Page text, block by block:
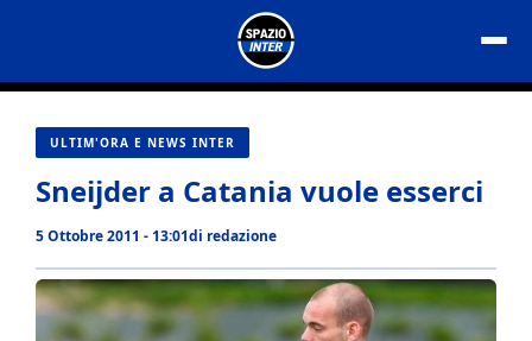
contenuto
ULTIM'ORA E NEWS INTER
Sneijder a Catania vuole esserci
5 Ottobre 2011 - 13:01di redazione